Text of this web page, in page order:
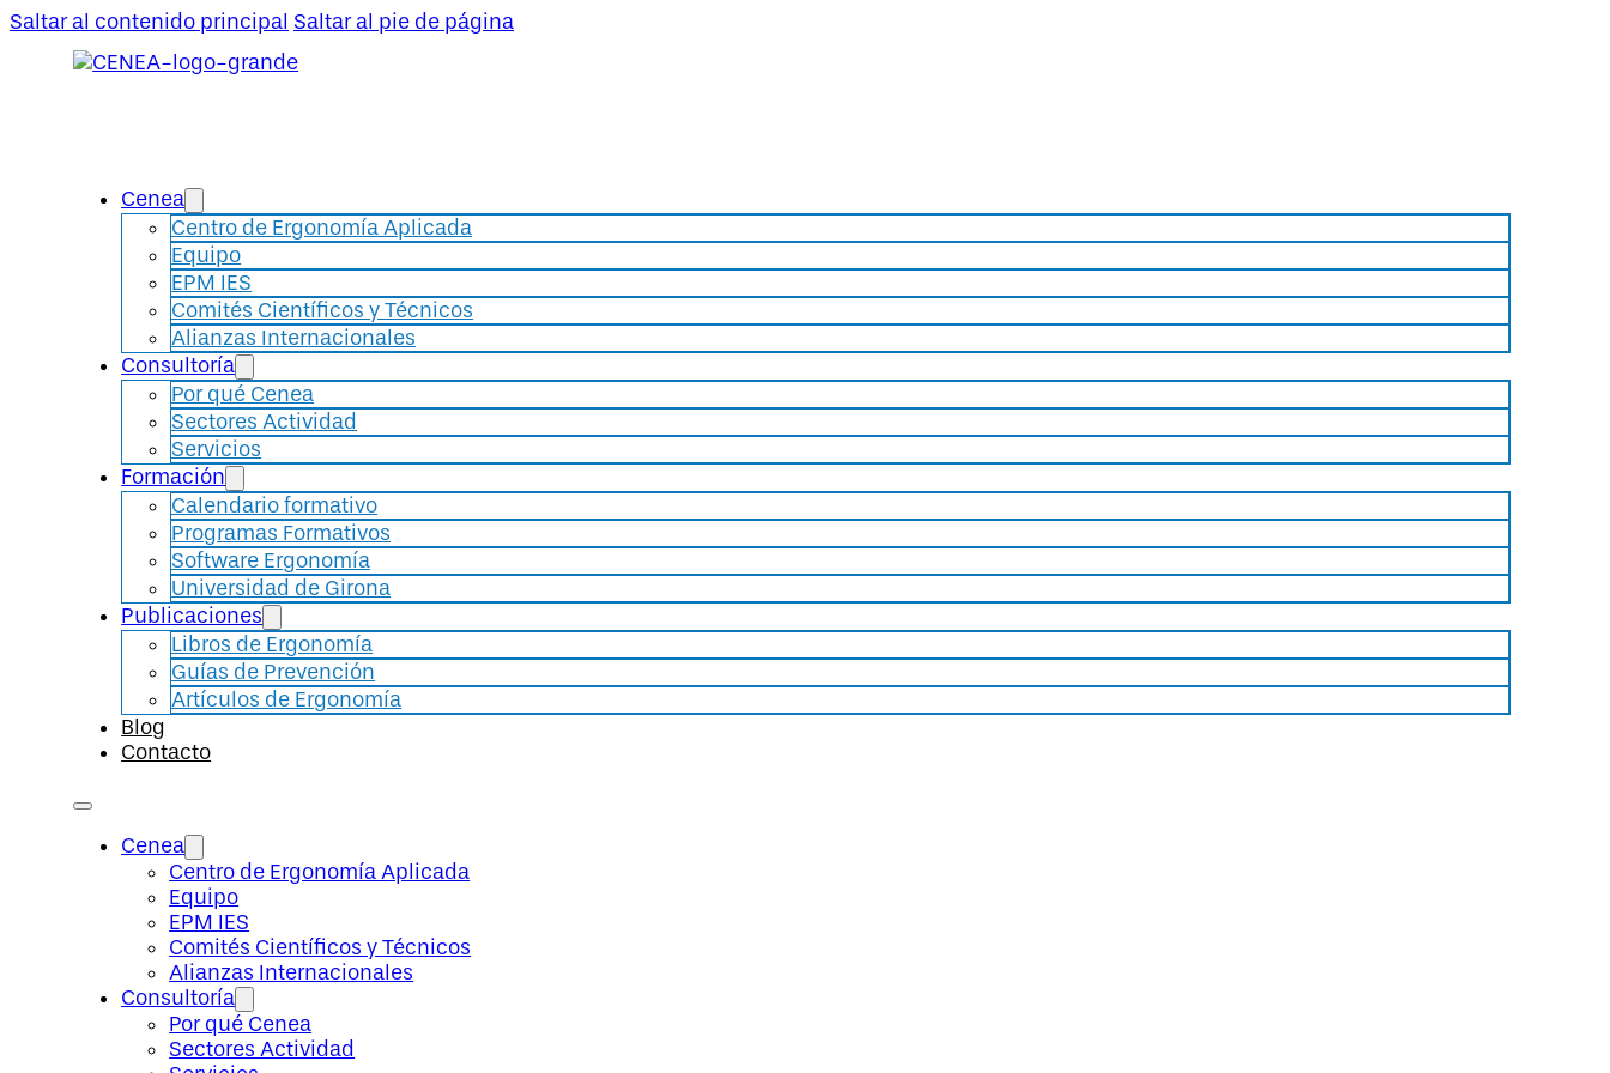
Saltar al contenido principal Saltar al pie de página
Cenea
Centro de Ergonomía Aplicada
Equipo
EPM IES
Comités Científicos y Técnicos
Alianzas Internacionales
Consultoría
Por qué Cenea
Sectores Actividad
Servicios
Formación
Calendario formativo
Programas Formativos
Software Ergonomía
Universidad de Girona
Publicaciones
Libros de Ergonomía
Guías de Prevención
Artículos de Ergonomía
Blog
Contacto
Cenea
Centro de Ergonomía Aplicada
Equipo
EPM IES
Comités Científicos y Técnicos
Alianzas Internacionales
Consultoría
Por qué Cenea
Sectores Actividad